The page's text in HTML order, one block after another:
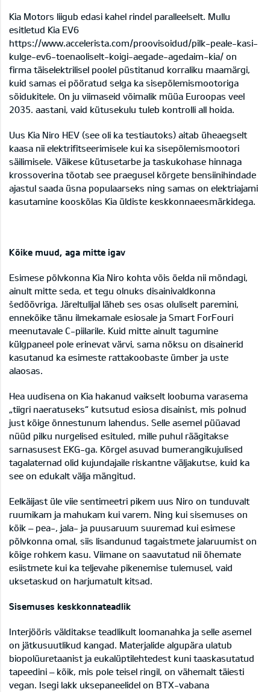
Kia Motors liigub edasi kahel rindel paralleelselt. Mullu
esitletud Kia EV6
https://www.accelerista.com/proovisoidud/pilk-peale-kasi-
kulge-ev6-toenaoliselt-koigi-aegade-agedaim-kia/ on
firma täiselektrilisel poolel püstitanud korraliku maamärgi,
kuid samas ei pööratud selga ka sisepõlemismootoriga
sõidukitele. On ju viimaseid võimalik müüa Euroopas veel
2035. aastani, vaid kütusekulu tuleb kontrolli all hoida.
Uus Kia Niro HEV (see oli ka testiautoks) aitab üheaegselt
kaasa nii elektrifitseerimisele kui ka sisepõlemismootori
säilimisele. Väikese kütusetarbe ja taskukohase hinnaga
krossoverina tõotab see praegusel kõrgete bensiinihindade
ajastul saada üsna populaarseks ning samas on elektriajami
kasutamine kooskõlas Kia üldiste keskkonnaeesmärkidega.
Kõike muud, aga mitte igav
Esimese põlvkonna Kia Niro kohta võis öelda nii mõndagi,
ainult mitte seda, et tegu olnuks disainivaldkonna
šedöövriga. Järeltulijal läheb ses osas oluliselt paremini,
ennekõike tänu ilmekamale esiosale ja Smart ForFouri
meenutavale C-piilarile. Kuid mitte ainult tagumine
külgpaneel pole erinevat värvi, sama nõksu on disainerid
kasutanud ka esimeste rattakoobaste ümber ja uste
alaosas.
Hea uudisena on Kia hakanud vaikselt loobuma varasema
„tiigri naeratuseks“ kutsutud esiosa disainist, mis polnud
just kõige õnnestunum lahendus. Selle asemel püüavad
nüüd pilku nurgelised esituled, mille puhul räägitakse
sarnasusest EKG-ga. Kõrgel asuvad bumerangikujulised
tagalaternad olid kujundajaile riskantne väljakutse, kuid ka
see on edukalt välja mängitud.
Eelkäijast üle viie sentimeetri pikem uus Niro on tunduvalt
ruumikam ja mahukam kui varem. Ning kui sisemuses on
kõik – pea-, jala- ja puusaruum suuremad kui esimese
põlvkonna omal, siis lisandunud tagaistmete jalaruumist on
kõige rohkem kasu. Viimane on saavutatud nii õhemate
esiistmete kui ka teljevahe pikenemise tulemusel, vaid
uksetaskud on harjumatult kitsad.
Sisemuses keskkonnateadlik
Interjööris välditakse teadlikult loomanahka ja selle asemel
on jätkusuutlikud kangad. Materjalide algupära ulatub
biopolüuretaanist ja eukalüptilehtedest kuni taaskasutatud
tapeedini – kõik, mis pole teisel ringil, on vähemalt täiesti
vegan. Isegi lakk uksepaneelidel on BTX-vabana